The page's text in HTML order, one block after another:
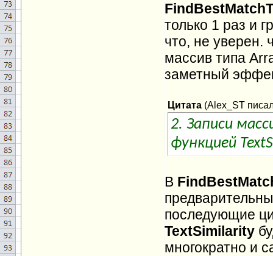
только 1 раз и
что, не уверен.
массив типа
заметный
Цитата (Alex_ST
2. Записи
функцией
В
последующие
TextSimilarity
многократно и